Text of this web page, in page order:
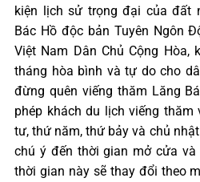
kiện lịch sử trọng đại của đất
Bác Hồ độc bản Tuyên Ngôn
Việt Nam Dân Chủ Cộng Hòa,
tháng hòa bình và tự do cho
đừng quên viếng thăm Lăng
phép khách du lịch viếng
tư, thứ năm, thứ bảy và chủ
chú ý đến thời gian mở cửa
thời gian này sẽ thay đổi theo